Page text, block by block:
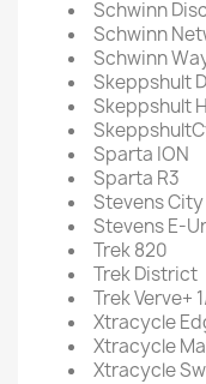
Schwinn
Schwinn
Schwinn
Skeppshult
Skeppshult
Sparta ION
Sparta R3
Stevens City
Stevens E-
Trek 820
Trek District
Trek Verve+
Xtracycle
Xtracycle
Xtracycle